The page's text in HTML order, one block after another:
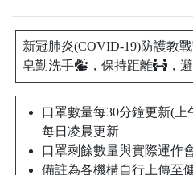
新冠肺炎(COVID-19)防護教
皂勤洗手
，保持距離 ，
口罩數量每30分鐘更新(上
每日凌晨更新
口罩剩餘數量與實際運作
備註為各機構自行上傳至